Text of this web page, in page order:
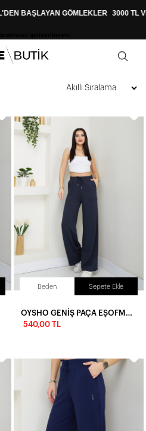
BAŞLAYAN GÖMLEKLER 3000 TL
Beden Sepete Ekle
540,00 TL